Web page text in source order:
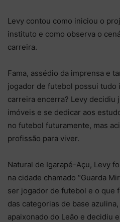
Levy contou como iniciou o
instituto e como observa o
carreira.
Fama, assédio da imprensa e
jogador de futebol possui tudo
carreira encerra? Levy
imóveis e se dedicar aos
no futebol futuramente, mas
profissão para viver.
Natural de Igarapé-Açu, Levy
na cidade chamado “Guarda
ser jogador de futebol e o que
das categorias de base
apaixonado do Leão e decidiu